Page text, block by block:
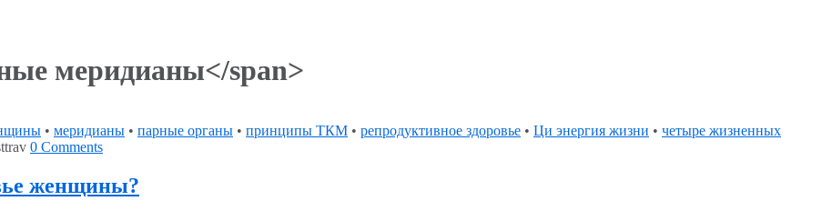
меридианы</span>
• меридианы • парные органы • принципы ТКМ • репродуктивное здоровье • Ци энергия жизни • четыре жизненных
0 Comments
женщины?